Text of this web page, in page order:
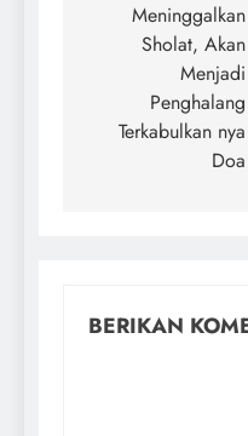
Meninggalkan
Sholat, Akan
Menjadi
Penghalang
Terkabulkan nya
Doa
BERIKAN